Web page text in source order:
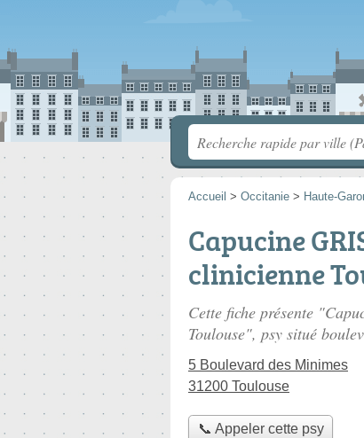
Accueil > Occitanie > Haute-
Capucine
clinicienne
Cette fiche présente
Toulouse", psy situé
5 Boulevard des Minimes
31200 Toulouse
📞 Appeler cette psy